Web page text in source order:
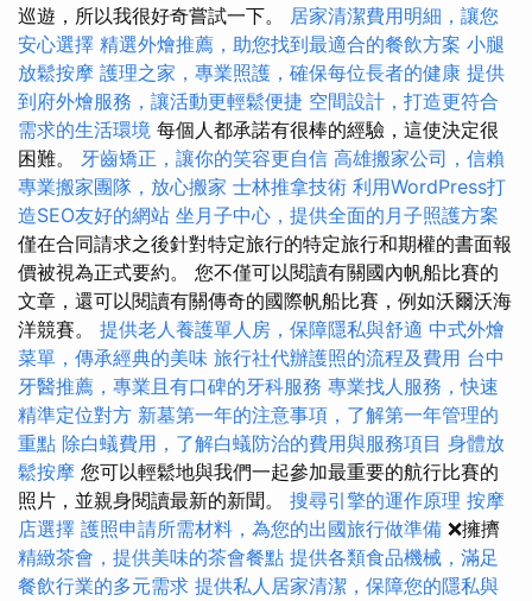
巡遊，所以我很好奇嘗試一下。 居家清潔費用明細，讓您
安心選擇 精選外燴推薦，助您找到最適合的餐飲方案 小腿
放鬆按摩 護理之家，專業照護，確保每位長者的健康 提供
到府外燴服務，讓活動更輕鬆便捷 空間設計，打造更符合
需求的生活環境 每個人都承諾有很棒的經驗，這使決定很
困難。 牙齒矯正，讓你的笑容更自信 高雄搬家公司，信賴
專業搬家團隊，放心搬家 士林推拿技術 利用WordPress打
造SEO友好的網站 坐月子中心，提供全面的月子照護方案
僅在合同請求之後針對特定旅行的特定旅行和期權的書面報
價被視為正式要約。 您不僅可以閱讀有關國內帆船比賽的
文章，還可以閱讀有關傳奇的國際帆船比賽，例如沃爾沃海
洋競賽。 提供老人養護單人房，保障隱私與舒適 中式外燴
菜單，傳承經典的美味 旅行社代辦護照的流程及費用 台中
牙醫推薦，專業且有口碑的牙科服務 專業找人服務，快速
精準定位對方 新墓第一年的注意事項，了解第一年管理的
重點 除白蟻費用，了解白蟻防治的費用與服務項目 身體放
鬆按摩 您可以輕鬆地與我們一起參加最重要的航行比賽的
照片，並親身閱讀最新的新聞。 搜尋引擎的運作原理 按摩
店選擇 護照申請所需材料，為您的出國旅行做準備 ❌擁擠
精緻茶會，提供美味的茶會餐點 提供各類食品機械，滿足
餐飲行業的多元需求 提供私人居家清潔，保障您的隱私與